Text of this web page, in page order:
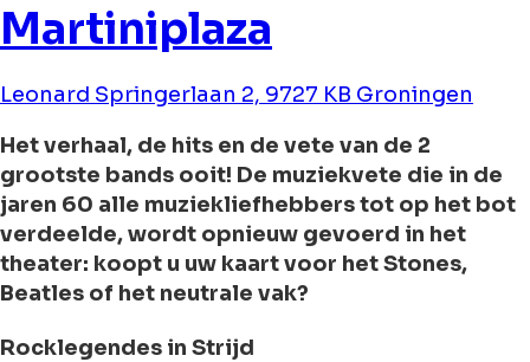
Martiniplaza
Leonard Springerlaan 2, 9727 KB Groningen
Het verhaal, de hits en de vete van de 2
grootste bands ooit! De muziekvete die in de
jaren 60 alle muziekliefhebbers tot op het bot
verdeelde, wordt opnieuw gevoerd in het
theater: koopt u uw kaart voor het Stones,
Beatles of het neutrale vak?
Rocklegendes in Strijd